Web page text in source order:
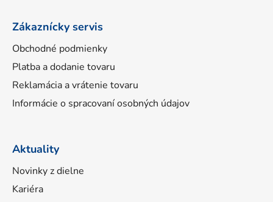
Zákaznícky servis
Obchodné podmienky
Platba a dodanie tovaru
Reklamácia a vrátenie tovaru
Informácie o spracovaní osobných údajov
Aktuality
Novinky z dielne
Kariéra